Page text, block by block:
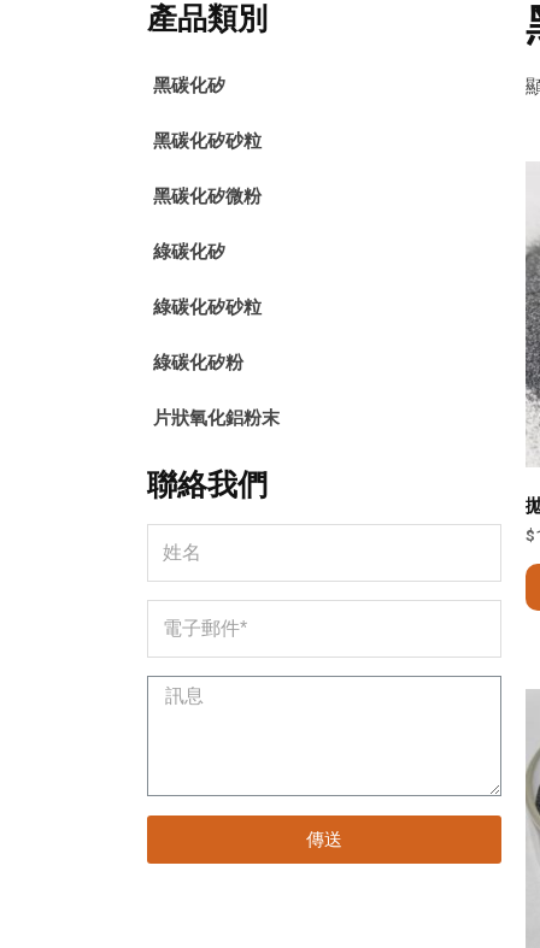
產品類別
黑碳化矽
黑碳化矽砂粒
黑碳化矽微粉
綠碳化矽
綠碳化矽砂粒
綠碳化矽粉
片狀氧化鋁粉末
聯絡我們
傳送
$